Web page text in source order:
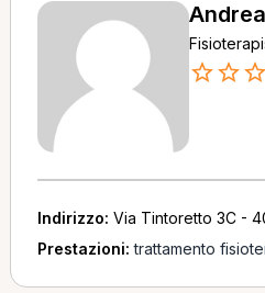
Indirizzo: Via Tintoretto 3C -
Prestazioni:trattamento